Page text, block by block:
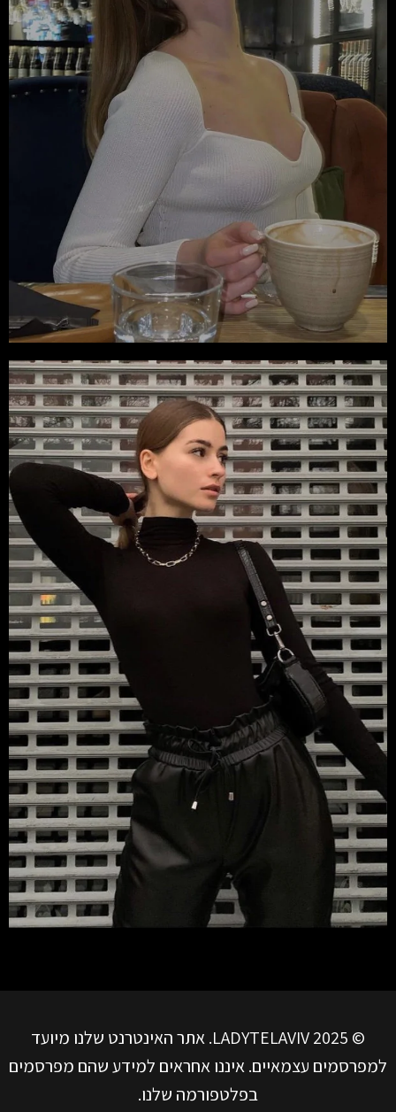
© LADYTELAVIV 2025. אתר האינטרנט שלנו מיועד
למפרסמים עצמאיים. איננו אחראים למידע שהם מפרסמים
בפלטפורמה שלנו.